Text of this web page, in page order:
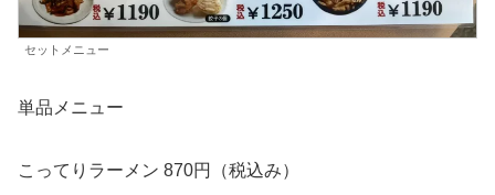
セットメニュー
単品メニュー
こってりラーメン 870円（税込み）